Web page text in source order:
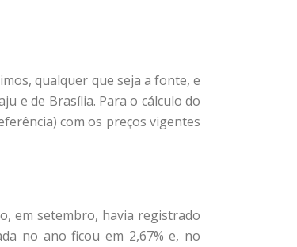
qualquer que seja a fonte, e
e de Brasília. Para o cálculo do
com os preços vigentes
em setembro, havia registrado
no ano ficou em 2,67% e, no